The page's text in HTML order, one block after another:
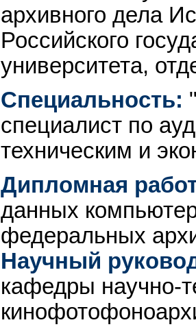
архивного дела
Российского
университета,
Специальность:
специалист по
техническим и
Дипломная
данных
федеральных
Научный
кафедры научно-